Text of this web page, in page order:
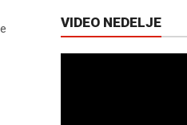
VIDEO NEDELJE